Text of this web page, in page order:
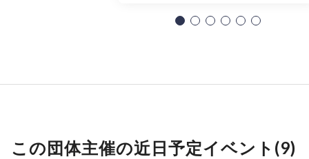
この団体主催の近日予定イベント(9)